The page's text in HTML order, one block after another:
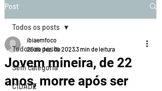
Post
Todos os posts
Sem categoria
CIDADE
Todos os posts
Jovem mineira, de 22
anos, morre após ser
ibiaemfoco
26 de dez. de 20233 min de leitura